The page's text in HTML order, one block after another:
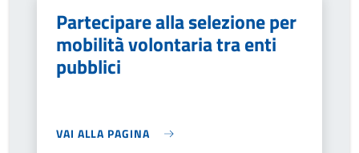
Partecipare alla selezione per
mobilità volontaria tra enti
pubblici
VAI ALLA PAGINA